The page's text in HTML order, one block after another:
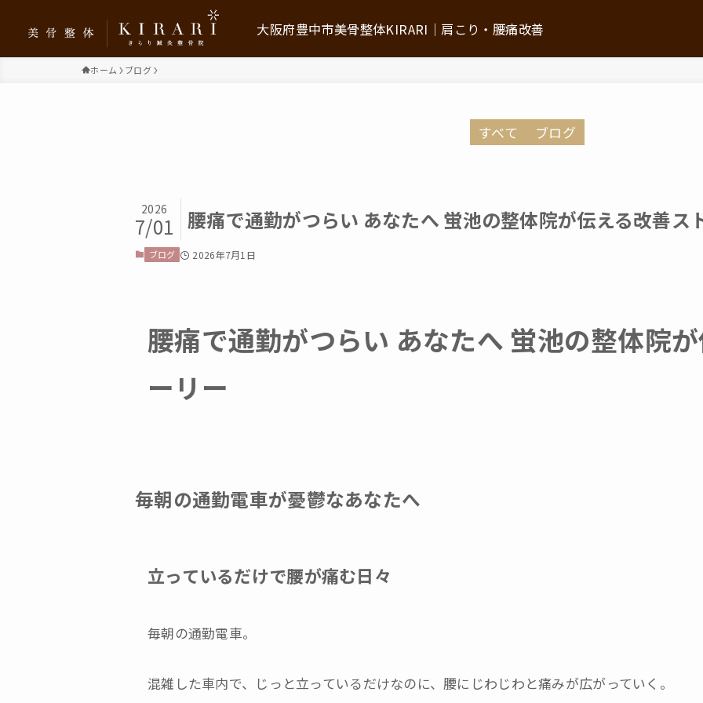
施術の流れ
求人情報
お悩みから探す
初回体験申込 お問い合わせ
大阪府豊中市美骨整体KIRARI│肩こり・腰痛改善
ホーム ブログ
すべて ブログ
腰痛で通勤がつらい あなたへ 蛍池の整体院が伝える改善ス
2026
7/01
ブログ 2026年7月1日
腰痛で通勤がつらい あなたへ 蛍池の整体院
ーリー
毎朝の通勤電車が憂鬱なあなたへ
立っているだけで腰が痛む日々
毎朝の通勤電車。
混雑した車内で、じっと立っているだけなのに、腰にじわじわと痛みが広がっていく。